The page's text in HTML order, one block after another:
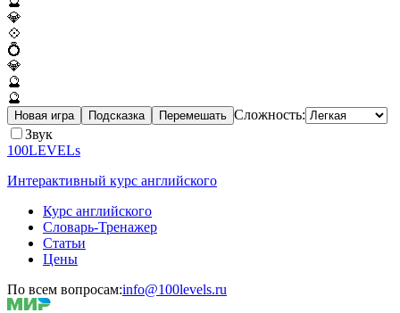
💎
💠
💍
💎
🔮
🔮
Новая игра Подсказка Перемешать Сложность:
Звук
100LEVELs
Интерактивный курс английского
Курс английского
Словарь-Тренажер
Статьи
Цены
По всем вопросам:info@100levels.ru